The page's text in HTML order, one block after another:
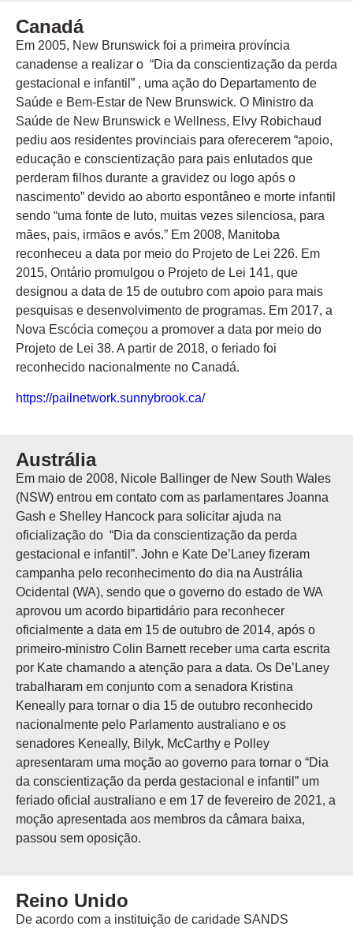
Canadá
Em 2005, New Brunswick foi a primeira província
canadense a realizar o “Dia da conscientização da perda
gestacional e infantil” , uma ação do Departamento de
Saúde e Bem-Estar de New Brunswick. O Ministro da
Saúde de New Brunswick e Wellness, Elvy Robichaud
pediu aos residentes provinciais para oferecerem “apoio,
educação e conscientização para pais enlutados que
perderam filhos durante a gravidez ou logo após o
nascimento” devido ao aborto espontâneo e morte infantil
sendo “uma fonte de luto, muitas vezes silenciosa, para
mães, pais, irmãos e avós.” Em 2008, Manitoba
reconheceu a data por meio do Projeto de Lei 226. Em
2015, Ontário promulgou o Projeto de Lei 141, que
designou a data de 15 de outubro com apoio para mais
pesquisas e desenvolvimento de programas. Em 2017, a
Nova Escócia começou a promover a data por meio do
Projeto de Lei 38. A partir de 2018, o feriado foi
reconhecido nacionalmente no Canadá.
https://pailnetwork.sunnybrook.ca/
Austrália
Em maio de 2008, Nicole Ballinger de New South Wales
(NSW) entrou em contato com as parlamentares Joanna
Gash e Shelley Hancock para solicitar ajuda na
oficialização do “Dia da conscientização da perda
gestacional e infantil”. John e Kate De’Laney fizeram
campanha pelo reconhecimento do dia na Austrália
Ocidental (WA), sendo que o governo do estado de WA
aprovou um acordo bipartidário para reconhecer
oficialmente a data em 15 de outubro de 2014, após o
primeiro-ministro Colin Barnett receber uma carta escrita
por Kate chamando a atenção para a data. Os De’Laney
trabalharam em conjunto com a senadora Kristina
Keneally para tornar o dia 15 de outubro reconhecido
nacionalmente pelo Parlamento australiano e os
senadores Keneally, Bilyk, McCarthy e Polley
apresentaram uma moção ao governo para tornar o “Dia
da conscientização da perda gestacional e infantil” um
feriado oficial australiano e em 17 de fevereiro de 2021, a
moção apresentada aos membros da câmara baixa,
passou sem oposição.
Reino Unido
De acordo com a instituição de caridade SANDS